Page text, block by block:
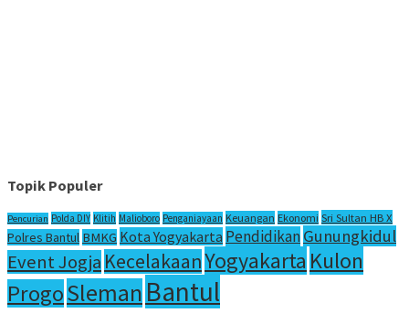
Topik Populer
Pencurian Polda DIY Klitih Malioboro Penganiayaan Keuangan Ekonomi Sri Sultan HB X
Polres Bantul BMKG Kota Yogyakarta PendidikanGunungkidul
Event Jogja KecelakaanYogyakarta Kulon
ProgoSleman Bantul